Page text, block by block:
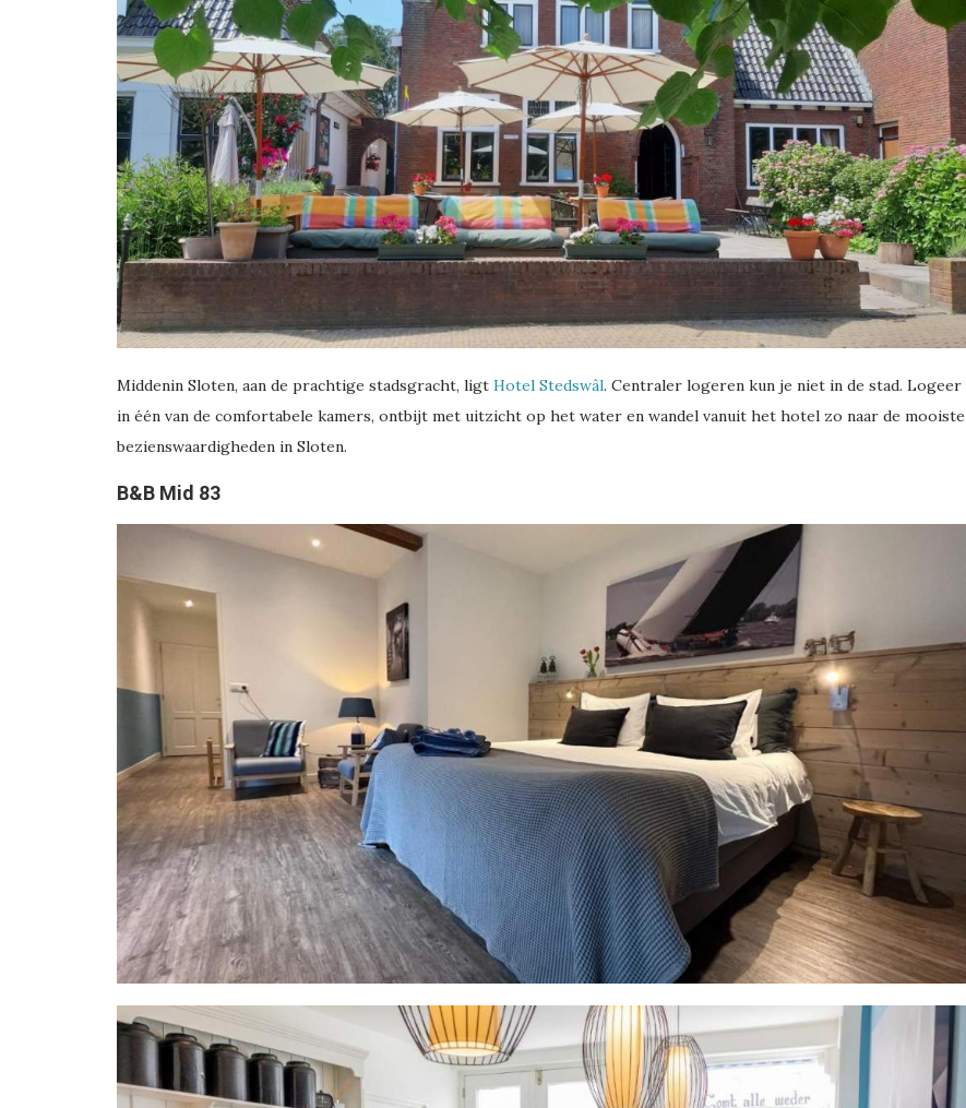
Middenin Sloten, aan de prachtige stadsgracht, ligt Hotel Stedswâl. Centraler logeren kun je niet in de stad. Logeer
in één van de comfortabele kamers, ontbijt met uitzicht op het water en wandel vanuit het hotel zo naar de mooiste
bezienswaardigheden in Sloten.
B&B Mid 83